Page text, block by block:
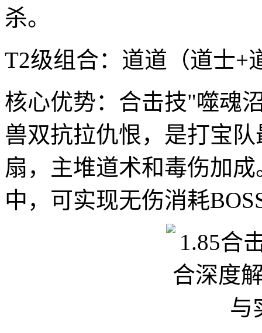
杀。
T2级组合：道道（道士+
核心优势：合击技"噬魂
兽双抗拉仇恨，是打宝
扇，主堆道术和毒伤加
中，可实现无伤消耗